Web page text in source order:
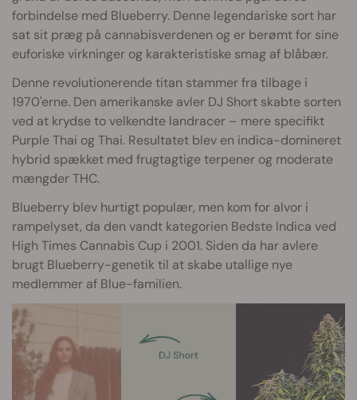
forbindelse med Blueberry. Denne legendariske sort har
sat sit præg på cannabisverdenen og er berømt for sine
euforiske virkninger og karakteristiske smag af blåbær.
Denne revolutionerende titan stammer fra tilbage i
1970'erne. Den amerikanske avler DJ Short skabte sorten
ved at krydse to velkendte landracer – mere specifikt
Purple Thai og Thai. Resultatet blev en indica-domineret
hybrid spækket med frugtagtige terpener og moderate
mængder THC.
Blueberry blev hurtigt populær, men kom for alvor i
rampelyset, da den vandt kategorien Bedste Indica ved
High Times Cannabis Cup i 2001. Siden da har avlere
brugt Blueberry-genetik til at skabe utallige nye
medlemmer af Blue-familien.